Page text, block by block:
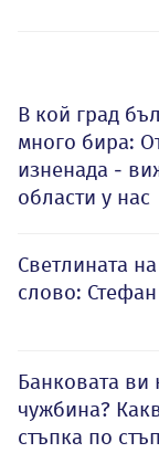
В кой град
много бира:
изненада -
области у нас
Светлината
слово:
Банковата ви
чужбина?
стъпка по